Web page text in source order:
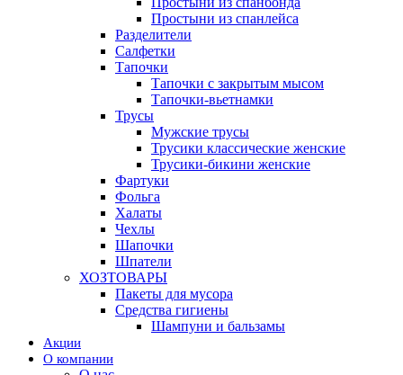
Простыни из спанлейса
Разделители
Салфетки
Тапочки
Тапочки с закрытым мысом
Тапочки-вьетнамки
Трусы
Мужские трусы
Трусики классические женские
Трусики-бикини женские
Фартуки
Фольга
Халаты
Чехлы
Шапочки
Шпатели
ХОЗТОВАРЫ
Пакеты для мусора
Средства гигиены
Шампуни и бальзамы
Акции
О компании